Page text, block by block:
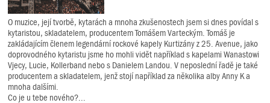
O muzice, její tvorbě, kytarách a mnoha zkušenostech jsem si dnes povídal s
kytaristou, skladatelem, producentem Tomášem Varteckým. Tomáš je
zakládajícím členem legendární rockové kapely Kurtizány z 25. Avenue, jako
doprovodného kytaristu jsme ho mohli vidět například s kapelami Wanastowi
Vjecy, Lucie, Kollerband nebo s Danielem Landou. V neposlední řadě je také
producentem a skladatelem, jenž stojí například za několika alby Anny K a
mnoha dalšími.
Co je u tebe nového?...